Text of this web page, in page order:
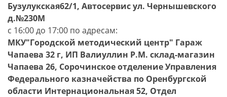
Бузулукская62/1, Автосервис ул. Чернышевского
д.№230М
с 16:00 до 17:00 по адресам:
МКУ"Городской методический центр" Гараж
Чапаева 32 г, ИП Валиуллин Р.М. склад-магазин
Чапаева 26, Сорочинское отделение Управления
Федерального казначейства по Оренбургской
области Интернациональная 52, Отдел